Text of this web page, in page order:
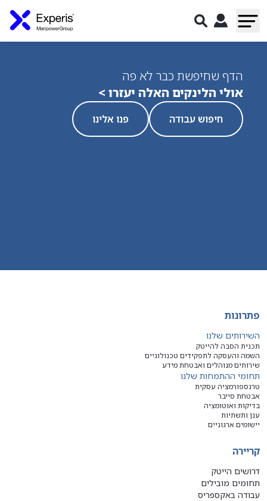
הדף שחיפשת כבר לא פה
אולי הלינקים האלה יעזרו >
חיפוש עבודה פנו אלינו
פתרונות
השירותים שלנו
תכנית הסבה להייטק
השמה והעסקה לתפקידים טכנולוגיים
שירותים מנוהלים ואבטחת מידע
תחומי ההתמחות שלנו
טרנספורמציה עסקית
אבטחת סייבר
בדיקות ואוטומציה
ענן ותשתיות
יישומים ארגוניים
קריירה
דרושים הייטק
תחומים מובילים
עבודה באקספריס